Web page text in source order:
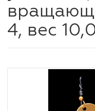
4, вес